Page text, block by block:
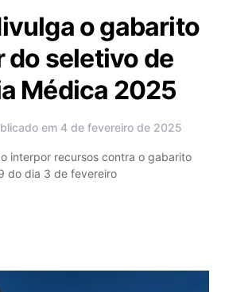
o gabarito
do seletivo de
Médica 2025
em 4 de fevereiro de 2025
interpor recursos contra o gabarito
do dia 3 de fevereiro